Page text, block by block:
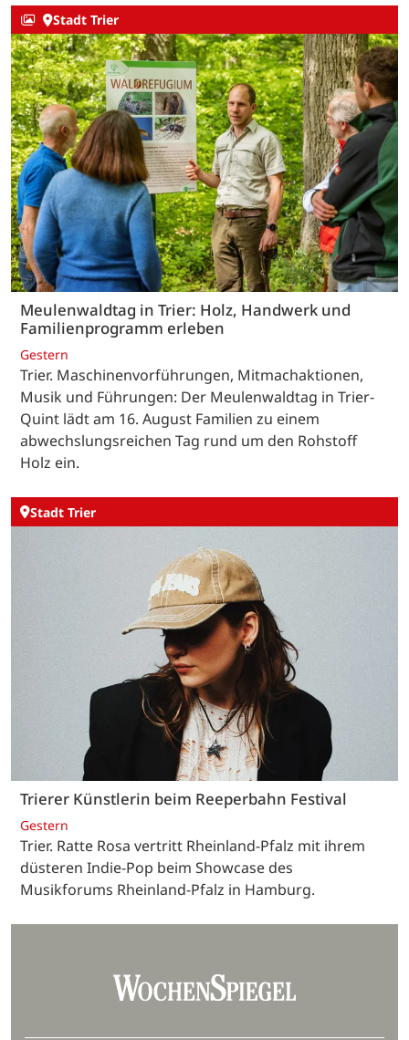
Stadt Trier
Meulenwaldtag in Trier: Holz, Handwerk und
Familienprogramm erleben
Gestern
Trier. Maschinenvorführungen, Mitmachaktionen,
Musik und Führungen: Der Meulenwaldtag in Trier-
Quint lädt am 16. August Familien zu einem
abwechslungsreichen Tag rund um den Rohstoff
Holz ein.
Stadt Trier
Trierer Künstlerin beim Reeperbahn Festival
Gestern
Trier. Ratte Rosa vertritt Rheinland-Pfalz mit ihrem
düsteren Indie-Pop beim Showcase des
Musikforums Rheinland-Pfalz in Hamburg.